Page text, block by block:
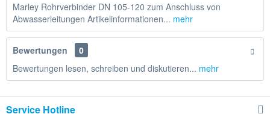
Marley Rohrverbinder DN 105-120 zum Anschluss von
Abwasserleitungen Artikelinformationen... mehr
Bewertungen
0
Bewertungen lesen, schreiben und diskutieren... mehr
Service Hotline